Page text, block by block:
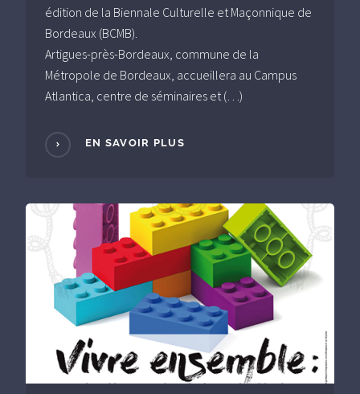
édition de la Biennale Culturelle et Maçonnique de
Bordeaux (BCMB).
Artigues-près-Bordeaux, commune de la
Métropole de Bordeaux, accueillera au Campus
Atlantica, centre de séminaires et (…)
EN SAVOIR PLUS